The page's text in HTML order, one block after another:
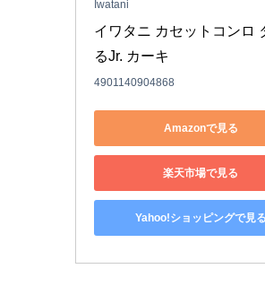
Iwatani
イワタニ カセットコンロ
るJr. カーキ
4901140904868
Amazonで見る
楽天市場で見る
Yahoo!ショッピングで見る